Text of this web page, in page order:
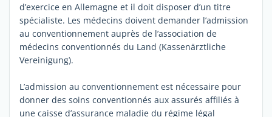
d’exercice en Allemagne et il doit disposer d’un titre
spécialiste. Les médecins doivent demander l’admission
au conventionnement auprès de l’association de
médecins conventionnés du Land (Kassenärztliche
Vereinigung).
L’admission au conventionnement est nécessaire pour
donner des soins conventionnés aux assurés affiliés à
une caisse d’assurance maladie du régime légal